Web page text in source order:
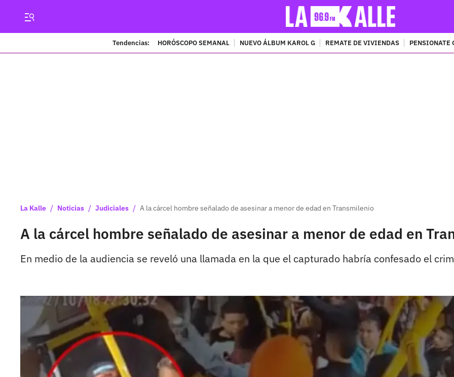
Tendencias: HORÓSCOPO SEMANAL NUEVO ÁLBUM KAROL G REMATE DE VIVIENDAS PENSIONATE
La Kalle / Noticias / Judiciales / A la cárcel hombre señalado de asesinar a menor de edad en Transmilenio
A la cárcel hombre señalado de asesinar a menor de edad en
En medio de la audiencia se reveló una llamada en la que el capturado habría confesado el